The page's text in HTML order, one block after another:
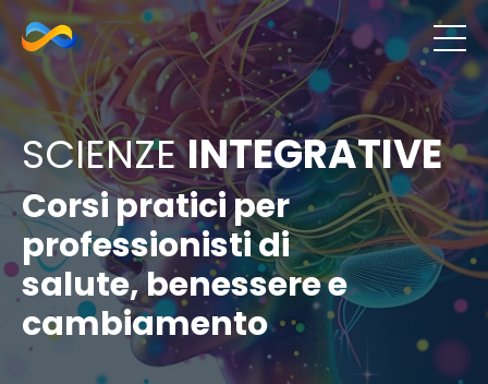
SCIENZEINTEGRATIVE
Corsi pratici per
professionisti di
salute, benessere e
cambiamento